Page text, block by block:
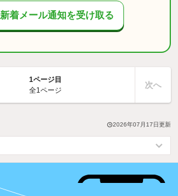
新着メール通知を受け取る
1ページ目
全1ページ
次へ
2026年07月17日 更新